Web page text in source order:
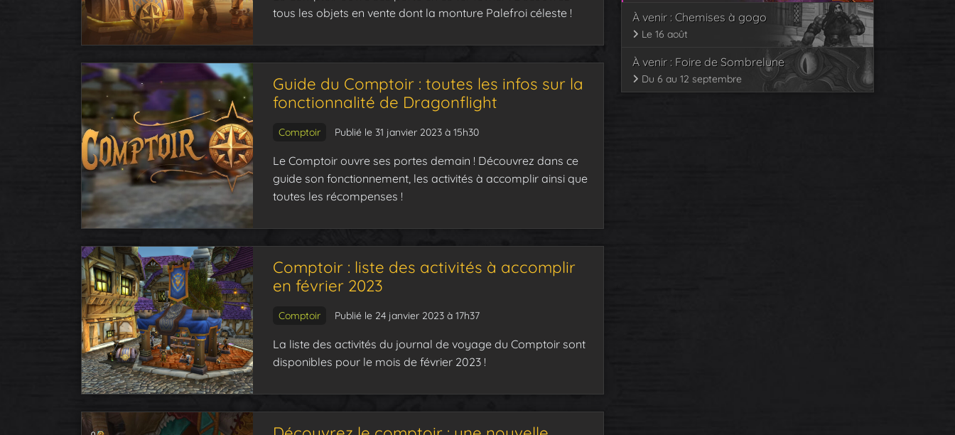
tous les objets en vente dont la monture Palefroi céleste !
Guide du Comptoir : toutes les infos sur la
fonctionnalité de Dragonflight
Comptoir Publié le 31 janvier 2023 à 15h30
Le Comptoir ouvre ses portes demain ! Découvrez dans ce
guide son fonctionnement, les activités à accomplir ainsi que
toutes les récompenses !
Comptoir : liste des activités à accomplir
en février 2023
Comptoir Publié le 24 janvier 2023 à 17h37
La liste des activités du journal de voyage du Comptoir sont
disponibles pour le mois de février 2023 !
À venir : Chemises à gogo
Le 16 août
À venir : Foire de Sombrelune
Du 6 au 12 septembre